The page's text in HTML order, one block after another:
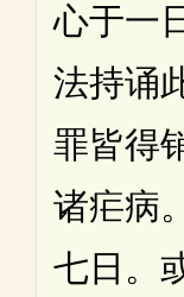
心于一
法持诵
罪皆得
诸疟病
七日。